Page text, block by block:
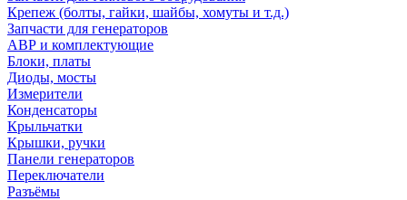
Крепеж (болты, гайки, шайбы, хомуты и т.д.)
Запчасти для генераторов
АВР и комплектующие
Блоки, платы
Диоды, мосты
Измерители
Конденсаторы
Крыльчатки
Крышки, ручки
Панели генераторов
Переключатели
Разъёмы